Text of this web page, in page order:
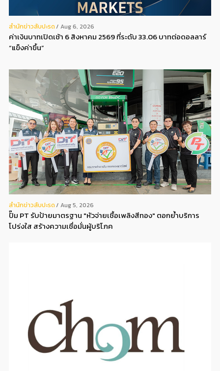
สํานักข่าวสับปะรด Aug 6, 2026
ค่าเงินบาทเปิดเช้า 6 สิงหาคม 2569 ที่ระดับ 33.06 บาทต่อดอลลาร์
“แข็งค่าขึ้น”
สํานักข่าวสับปะรด Aug 5, 2026
ปั๊ม PT รับป้ายมาตรฐาน "หัวจ่ายเชื้อเพลิงสีทอง" ตอกย้ำบริการ
โปร่งใส สร้างความเชื่อมั่นผู้บริโภค